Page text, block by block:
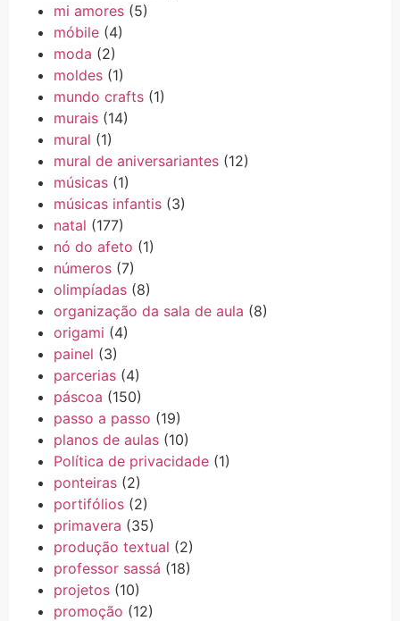
mi amores (5)
móbile (4)
moda (2)
moldes (1)
mundo crafts (1)
murais (14)
mural (1)
mural de aniversariantes (12)
músicas (1)
músicas infantis (3)
natal (177)
nó do afeto (1)
números (7)
olimpíadas (8)
organização da sala de aula (8)
origami (4)
painel (3)
parcerias (4)
páscoa (150)
passo a passo (19)
planos de aulas (10)
Política de privacidade (1)
ponteiras (2)
portifólios (2)
primavera (35)
produção textual (2)
professor sassá (18)
projetos (10)
promoção (12)